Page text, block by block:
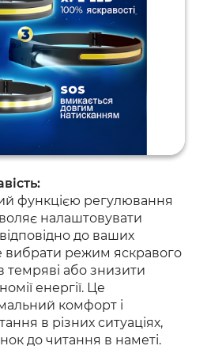
функцією регулювання
налаштовувати
до ваших
вибрати режим яскравого
темряві або знизити
енергії. Це
комфорт і
в різних ситуаціях,
до читання в наметі.